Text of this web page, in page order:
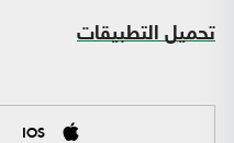
تحميل التطبيقات
IOS